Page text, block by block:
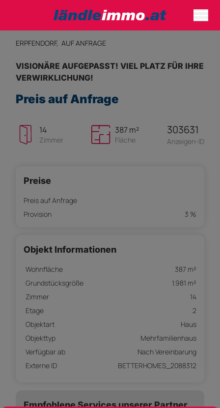
ERPFENDORF, AUF ANFRAGE
VISIONÄRE AUFGEPASST! VIEL PLATZ FÜR IHRE
VERWIRKLICHUNG!
Preis auf Anfrage
14
Zimmer
387 m²
Fläche
303631
Anzeigen-ID
Preise
Preis auf Anfrage
Provision
3 %
Objekt Informationen
Wohnfläche
387 m²
Grundstücksgröße
1.981 m²
Zimmer
14
Etage
2
Objektart
Haus
Objekttyp
Mehrfamilienhaus
Verfügbar ab
Nach Vereinbarung
Externe ID
BETTERHOMES_2088312
Empfohlene Services unserer Partner